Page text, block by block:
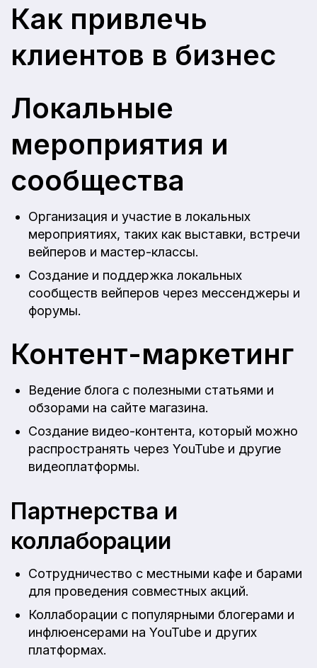
Как привлечь
клиентов в бизнес
Локальные
мероприятия и
сообщества
Организация и участие в локальных
мероприятиях, таких как выставки, встречи
вейперов и мастер-классы.
Создание и поддержка локальных
сообществ вейперов через мессенджеры и
форумы.
Контент-маркетинг
Ведение блога с полезными статьями и
обзорами на сайте магазина.
Создание видео-контента, который можно
распространять через YouTube и другие
видеоплатформы.
Партнерства и
коллаборации
Сотрудничество с местными кафе и барами
для проведения совместных акций.
Коллаборации с популярными блогерами и
инфлюенсерами на YouTube и других
платформах.